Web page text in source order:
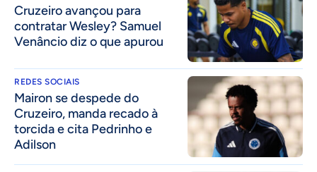
Cruzeiro avançou para
contratar Wesley? Samuel
Venâncio diz o que apurou
REDES SOCIAIS
Mairon se despede do
Cruzeiro, manda recado à
torcida e cita Pedrinho e
Adilson